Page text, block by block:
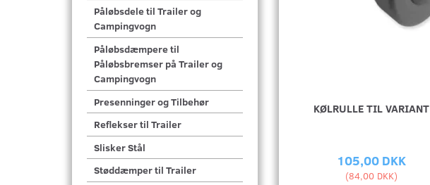
Påløbsdele til Trailer og
Campingvogn
Påløbsdæmpere til
Påløbsbremser på Trailer og
Campingvogn
Presenninger og Tilbehør
Reflekser til Trailer
Slisker Stål
Støddæmper til Trailer
KØLRULLE TIL VARIANT
105,00 DKK
(84,00 DKK)